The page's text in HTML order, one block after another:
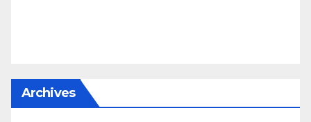
Archives